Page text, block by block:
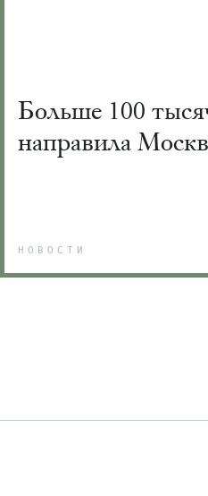
Больше 100
направила
НОВОСТИ